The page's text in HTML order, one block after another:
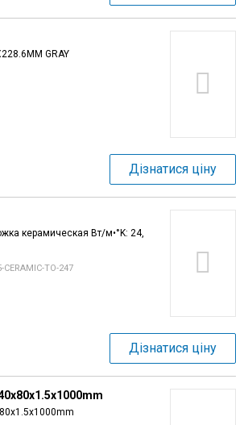
GRAY
Дізнатися ціну
керамическая Вт/м•°K: 24,
TO-247
Дізнатися ціну